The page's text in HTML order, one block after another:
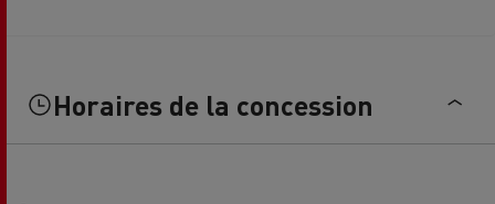
Horaires de la concession